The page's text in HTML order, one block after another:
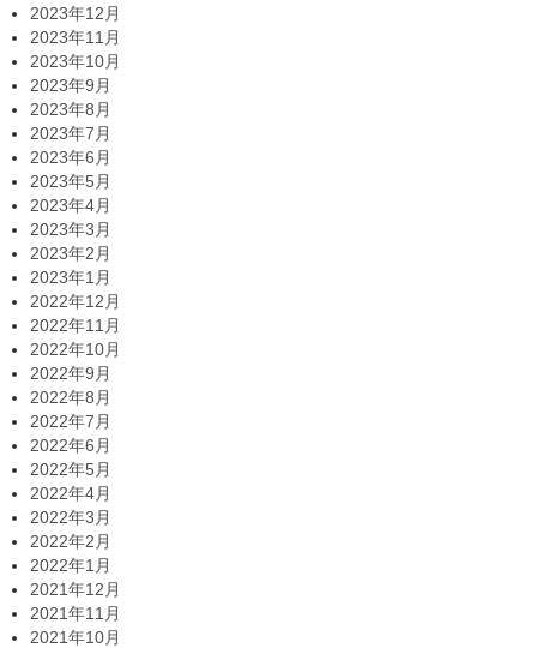
2023年12月
2023年11月
2023年10月
2023年9月
2023年8月
2023年7月
2023年6月
2023年5月
2023年4月
2023年3月
2023年2月
2023年1月
2022年12月
2022年11月
2022年10月
2022年9月
2022年8月
2022年7月
2022年6月
2022年5月
2022年4月
2022年3月
2022年2月
2022年1月
2021年12月
2021年11月
2021年10月